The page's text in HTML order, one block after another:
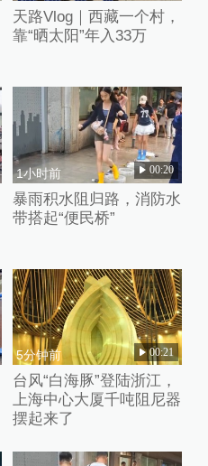
天路Vlog｜西藏一个村，
靠“晒太阳”年入33万
1小时前 00:20
暴雨积水阻归路，消防水
带搭起“便民桥”
5分钟前 00:21
台风“白海豚”登陆浙江，
上海中心大厦千吨阻尼器
摆起来了